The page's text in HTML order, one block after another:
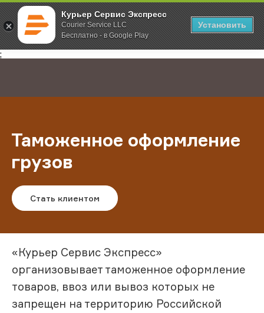
Курьер Сервис Экспресс
Courier Service LLC
Бесплатно - в Google Play
Установить
;
Главная Услуги Международная курьерская доставка
Таможенное оформление
грузов
Стать клиентом
«Курьер Сервис Экспресс»
организовывает таможенное оформление
товаров, ввоз или вывоз которых не
запрещен на территорию Российской